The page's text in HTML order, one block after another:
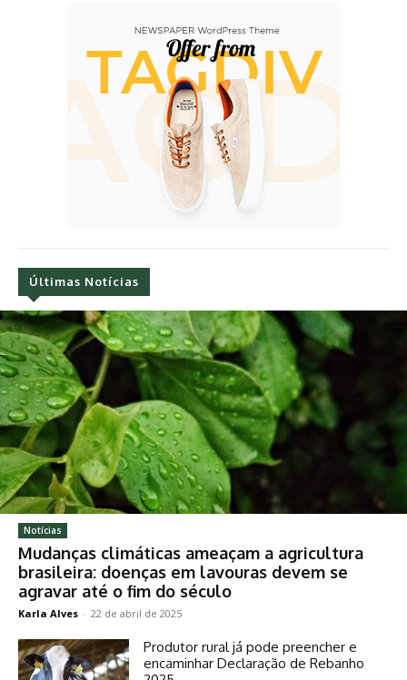
Últimas Notícias
Notícias
Mudanças climáticas ameaçam a agricultura
brasileira: doenças em lavouras devem se
agravar até o fim do século
Karla Alves - 22 de abril de 2025
Produtor rural já pode preencher e
encaminhar Declaração de Rebanho